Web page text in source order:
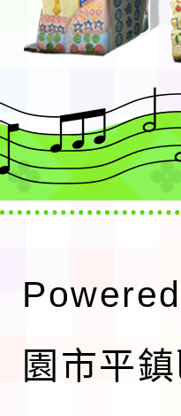
園市平